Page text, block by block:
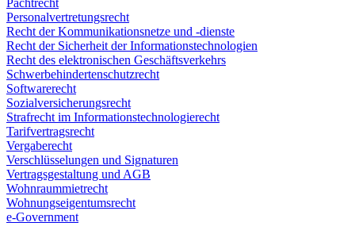
Personalvertretungsrecht
Recht der Kommunikationsnetze und -dienste
Recht der Sicherheit der Informationstechnologien
Recht des elektronischen Geschäftsverkehrs
Schwerbehindertenschutzrecht
Softwarerecht
Sozialversicherungsrecht
Strafrecht im Informationstechnologierecht
Tarifvertragsrecht
Vergaberecht
Verschlüsselungen und Signaturen
Vertragsgestaltung und AGB
Wohnraummietrecht
Wohnungseigentumsrecht
e-Government